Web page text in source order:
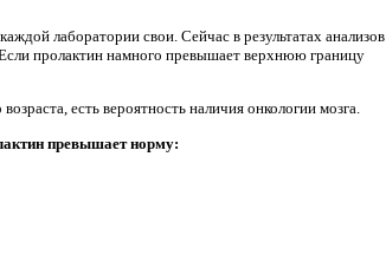
лаборатории свои. Сейчас в результатах анализов
пролактин намного превышает верхнюю границу
есть вероятность наличия онкологии мозга.
превышает норму: